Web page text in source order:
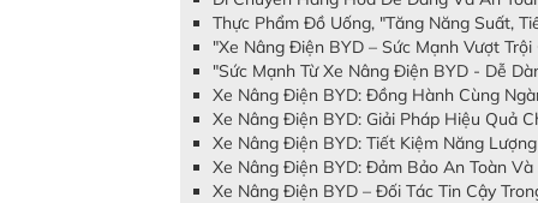
Thực Phẩm Đồ Uống, "Tăng Năng Suất,
"Xe Nâng Điện BYD – Sức Mạnh Vượt
"Sức Mạnh Từ Xe Nâng Điện BYD - Dễ
Xe Nâng Điện BYD: Đồng Hành Cùng
Xe Nâng Điện BYD: Giải Pháp Hiệu Quả
Xe Nâng Điện BYD: Tiết Kiệm Năng
Xe Nâng Điện BYD: Đảm Bảo An Toàn
Xe Nâng Điện BYD – Đối Tác Tin Cậy